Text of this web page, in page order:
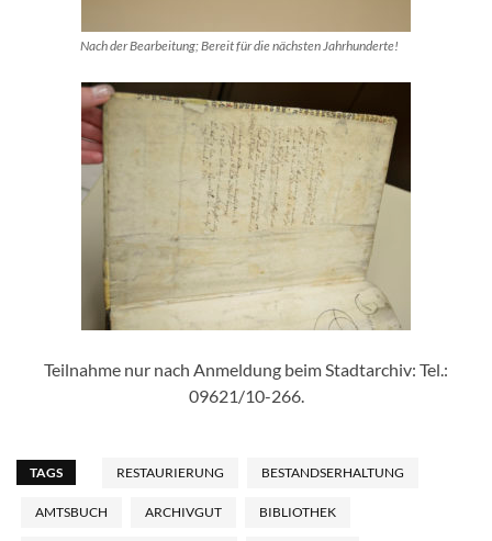
Nach der Bearbeitung; Bereit für die nächsten Jahrhunderte!
Teilnahme nur nach Anmeldung beim Stadtarchiv: Tel.:
09621/10-266.
TAGS RESTAURIERUNG BESTANDSERHALTUNG
AMTSBUCH ARCHIVGUT BIBLIOTHEK